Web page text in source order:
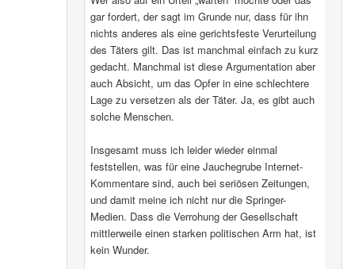
gar fordert, der sagt im Grunde nur, dass für ihn
nichts anderes als eine gerichtsfeste Verurteilung
des Täters gilt. Das ist manchmal einfach zu kurz
gedacht. Manchmal ist diese Argumentation aber
auch Absicht, um das Opfer in eine schlechtere
Lage zu versetzen als der Täter. Ja, es gibt auch
solche Menschen.
Insgesamt muss ich leider wieder einmal
feststellen, was für eine Jauchegrube Internet-
Kommentare sind, auch bei seriösen Zeitungen,
und damit meine ich nicht nur die Springer-
Medien. Dass die Verrohung der Gesellschaft
mittlerweile einen starken politischen Arm hat, ist
kein Wunder.